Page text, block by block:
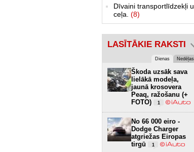
Dīvaini transportlīdzekļi
ceļa. (8)
LASĪTĀKIE RAKSTI
Dienas Nedēļas
Škoda uzsāk sava
lielākā modeļa,
jaunā krosovera
Peaq, ražošanu (+
FOTO)
1
No 66 000 eiro -
Dodge Charger
atgriežas Eiropas
tirgū
1